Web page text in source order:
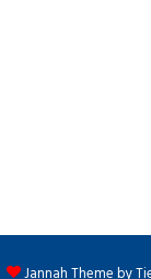
Jannah Theme by